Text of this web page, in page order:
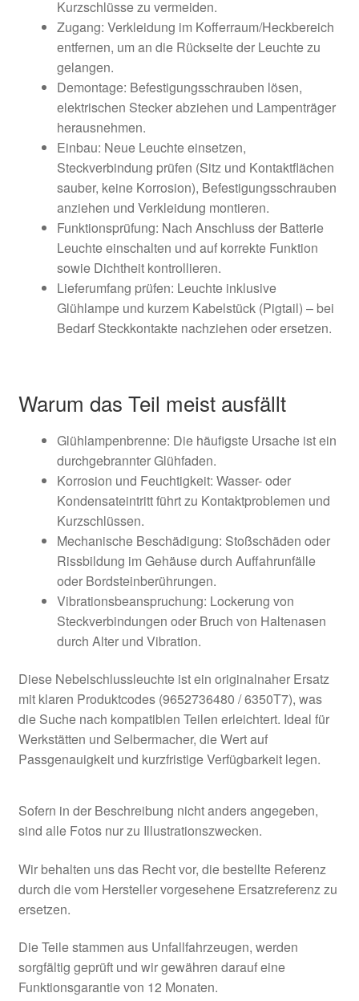
Kurzschlüsse zu vermeiden.
Zugang: Verkleidung im Kofferraum/Heckbereich
entfernen, um an die Rückseite der Leuchte zu
gelangen.
Demontage: Befestigungsschrauben lösen,
elektrischen Stecker abziehen und Lampenträger
herausnehmen.
Einbau: Neue Leuchte einsetzen,
Steckverbindung prüfen (Sitz und Kontaktflächen
sauber, keine Korrosion), Befestigungsschrauben
anziehen und Verkleidung montieren.
Funktionsprüfung: Nach Anschluss der Batterie
Leuchte einschalten und auf korrekte Funktion
sowie Dichtheit kontrollieren.
Lieferumfang prüfen: Leuchte inklusive
Glühlampe und kurzem Kabelstück (Pigtail) – bei
Bedarf Steckkontakte nachziehen oder ersetzen.
Warum das Teil meist ausfällt
Glühlampenbrenne: Die häufigste Ursache ist ein
durchgebrannter Glühfaden.
Korrosion und Feuchtigkeit: Wasser- oder
Kondensateintritt führt zu Kontaktproblemen und
Kurzschlüssen.
Mechanische Beschädigung: Stoßschäden oder
Rissbildung im Gehäuse durch Auffahrunfälle
oder Bordsteinberührungen.
Vibrationsbeanspruchung: Lockerung von
Steckverbindungen oder Bruch von Haltenasen
durch Alter und Vibration.
Diese Nebelschlussleuchte ist ein originalnaher Ersatz
mit klaren Produktcodes (9652736480 / 6350T7), was
die Suche nach kompatiblen Teilen erleichtert. Ideal für
Werkstätten und Selbermacher, die Wert auf
Passgenauigkeit und kurzfristige Verfügbarkeit legen.
Sofern in der Beschreibung nicht anders angegeben,
sind alle Fotos nur zu Illustrationszwecken.
Wir behalten uns das Recht vor, die bestellte Referenz
durch die vom Hersteller vorgesehene Ersatzreferenz zu
ersetzen.
Die Teile stammen aus Unfallfahrzeugen, werden
sorgfältig geprüft und wir gewähren darauf eine
Funktionsgarantie von 12 Monaten.